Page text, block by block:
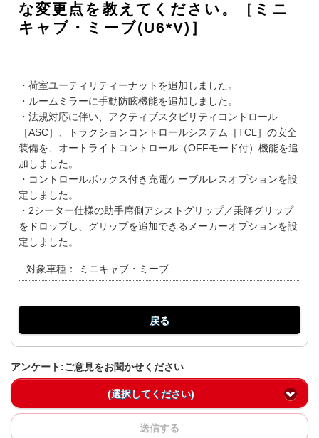
な変更点を教えてください。［ミニ
キャブ・ミーブ(U6*V)］
・荷室ユーティリティーナットを追加しました。
・ルームミラーに手動防眩機能を追加しました。
・法規対応に伴い、アクティブスタビリティコントロール
［ASC］、トラクションコントロールシステム［TCL］の安全
装備を、オートライトコントロール（OFFモード付）機能を追
加しました。
・コントロールボックス付き充電ケーブルレスオプションを設
定しました。
・2シーター仕様の助手席側アシストグリップ／乗降グリップ
をドロップし、グリップを追加できるメーカーオプションを設
定しました。
対象車種： ミニキャブ・ミーブ
戻る
アンケート:ご意見をお聞かせください
(選択してください)
送信する